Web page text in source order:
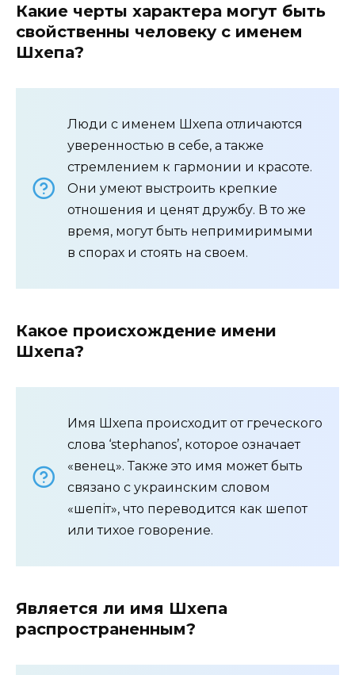
Какие черты характера могут быть
свойственны человеку с именем
Шхепа?
Люди с именем Шхепа отличаются
уверенностью в себе, а также
стремлением к гармонии и красоте.
Они умеют выстроить крепкие
отношения и ценят дружбу. В то же
время, могут быть непримиримыми
в спорах и стоять на своем.
Какое происхождение имени
Шхепа?
Имя Шхепа происходит от греческого
слова ‘stephanos’, которое означает
«венец». Также это имя может быть
связано с украинским словом
«шепіт», что переводится как шепот
или тихое говорение.
Является ли имя Шхепа
распространенным?